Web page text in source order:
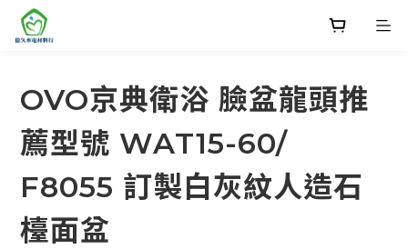
OVO京典衛浴 臉盆龍頭推
薦型號 WAT15-60/
F8055 訂製白灰紋人造石
檯面盆